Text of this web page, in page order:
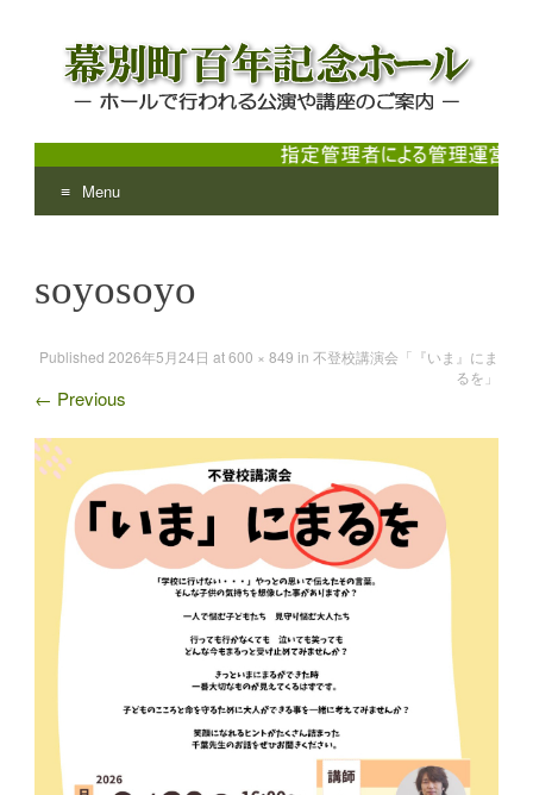
幕別町百年記念ホール
ホールで行われる公演や講座のご案内
Menu
content
soyosoyo
Published 2026年5月24日 at600 × 849 in 不登校講演会「『いま』にま
るを」
← Previous